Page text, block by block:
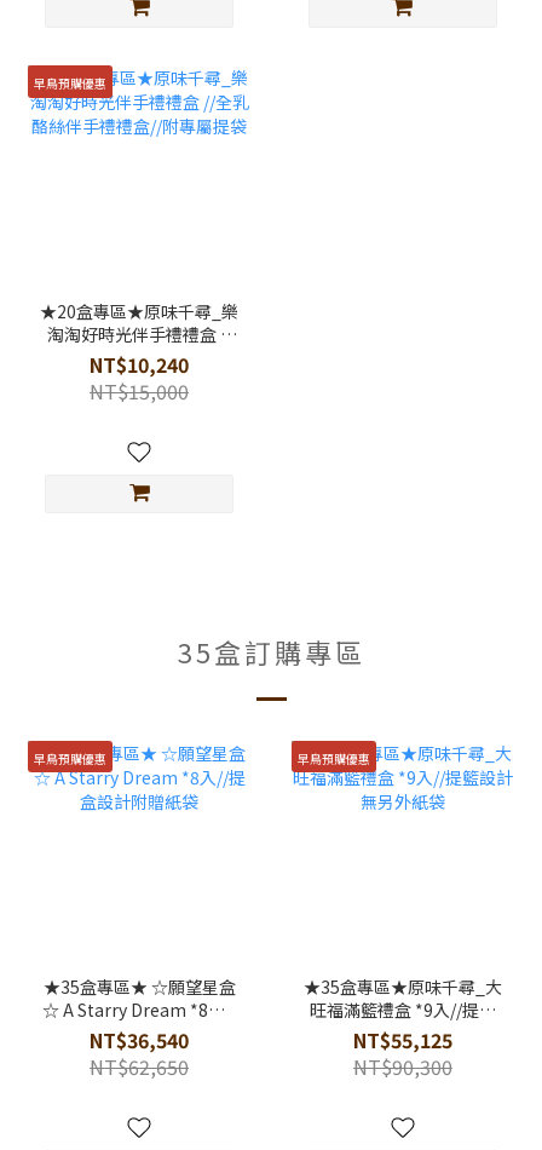
早鳥預購優惠
★20盒專區★原味千尋_樂
淘淘好時光伴手禮禮盒 //
全乳酪絲伴手禮禮盒//附專
屬提袋
NT$10,240
NT$15,000
35盒訂購專區
早鳥預購優惠
★35盒專區★ ☆願望星盒
☆ A Starry Dream *8入//
提盒設計附贈紙袋
NT$36,540
NT$62,650
早鳥預購優惠
★35盒專區★原味千尋_大
旺福滿籃禮盒 *9入//提籃
設計無另外紙袋
NT$55,125
NT$90,300